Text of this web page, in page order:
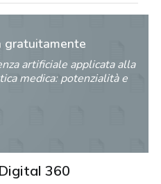
gratuitamente
artificiale applicata alla
medica: potenzialità e
360